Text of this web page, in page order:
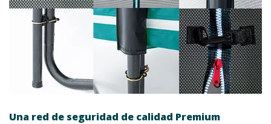
Una red de seguridad de calidad Premium